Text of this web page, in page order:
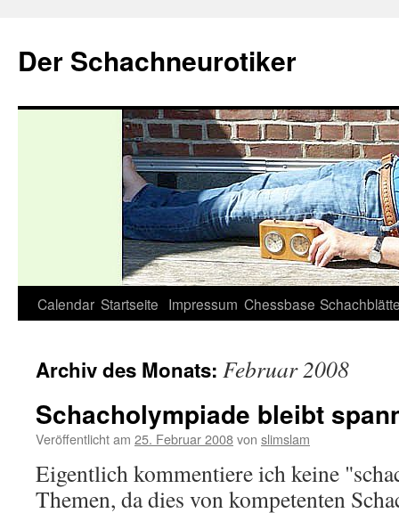
springen
Der Schachneurotiker
Calendar Startseite Impressum Chessbase
Archiv des Monats: Februar 2008
Schacholympiade bleibt
Veröffentlicht am 25. Februar 2008von slimslam
Eigentlich kommentiere ich keine
Themen, da dies von kompetenten